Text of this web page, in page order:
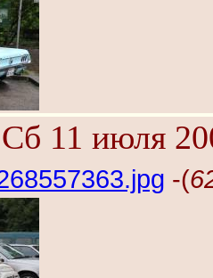
Сб 11 июля
-(